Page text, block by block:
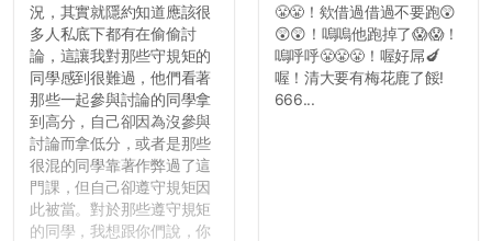
況，其實就隱約知道應該很
多人私底下都有在偷偷討
論，這讓我對那些守規矩的
同學感到很難過，他們看著
那些一起參與討論的同學拿
到高分，自己卻因為沒參與
討論而拿低分，或者是那些
很混的同學靠著作弊過了這
門課，但自己卻遵守規矩因
此被當。對於那些遵守規矩
的同學，我想跟你們說，你
😤😤！欸借過借過不要跑😲
😲😲！嗚嗚他跑掉了😱😱！
嗚呼呼😤😤😤！喔好屌🍆
喔！清大要有梅花鹿了餒!
666...